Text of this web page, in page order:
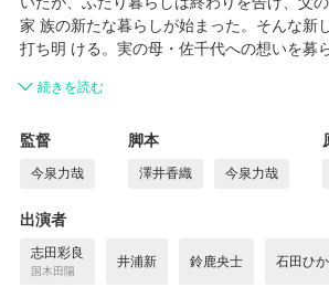
家 族の新たな暮らしが始まった。そんな新
打ち明 ける。実の母・佐千代への想いを募
続きを読む
監督
今泉力哉
脚本
澤井香織 今泉力哉
出演者
志田彩良
国木田陽
井浦新 鈴鹿央士 石田ひか